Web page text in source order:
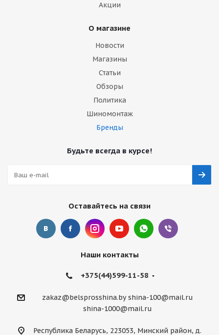
Акции
О магазине
Новости
Магазины
Статьи
Обзоры
Политика
Шиномонтаж
Бренды
Будьте всегда в курсе!
Оставайтесь на связи
Наши контакты
+375(44)599-11-58
zakaz@belsprosshina.by shina-100@mail.ru
shina-1000@mail.ru
Республика Беларусь, 223053, Минский район, д.